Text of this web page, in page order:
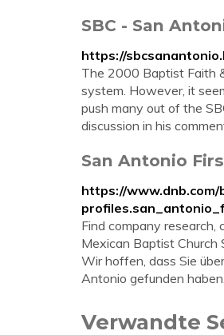
SBC - San
https://
The 2000 Baptist Faith
system. However, it
push many out of the
discussion in his
San Antonio
https://
Find company
Mexican Baptist Church
Wir hoffen, dass Sie
Antonio gefunden haben.
Verwandte